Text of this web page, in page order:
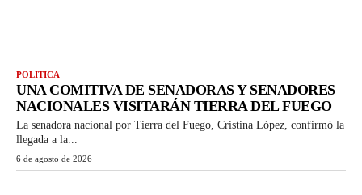
POLITICA
UNA COMITIVA DE SENADORAS Y SENADORES
NACIONALES VISITARÁN TIERRA DEL FUEGO
La senadora nacional por Tierra del Fuego, Cristina López, confirmó la
llegada a la...
6 de agosto de 2026